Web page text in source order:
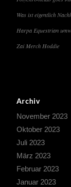
Was ist eigentlich
Harpa Equestrian
Zai Merch Hoddie
Archiv
November 2023
Oktober 2023
Juli 2023
März 2023
Februar 2023
Januar 2023